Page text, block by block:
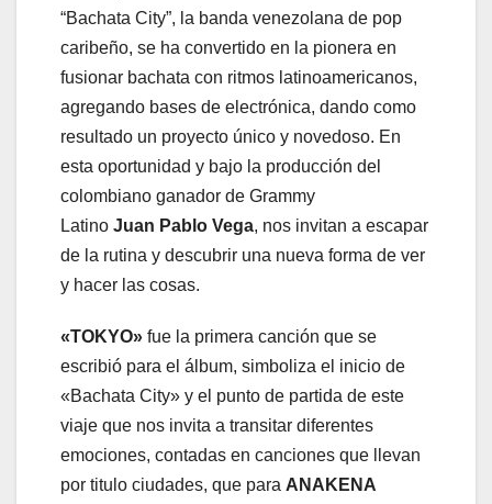
“Bachata City”, la banda venezolana de pop
caribeño, se ha convertido en la pionera en
fusionar bachata con ritmos latinoamericanos,
agregando bases de electrónica, dando como
resultado un proyecto único y novedoso. En
esta oportunidad y bajo la producción del
colombiano ganador de Grammy
Latino Juan Pablo Vega, nos invitan a escapar
de la rutina y descubrir una nueva forma de ver
y hacer las cosas.
«TOKYO» fue la primera canción que se
escribió para el álbum, simboliza el inicio de
«Bachata City» y el punto de partida de este
viaje que nos invita a transitar diferentes
emociones, contadas en canciones que llevan
por titulo ciudades, que para ANAKENA